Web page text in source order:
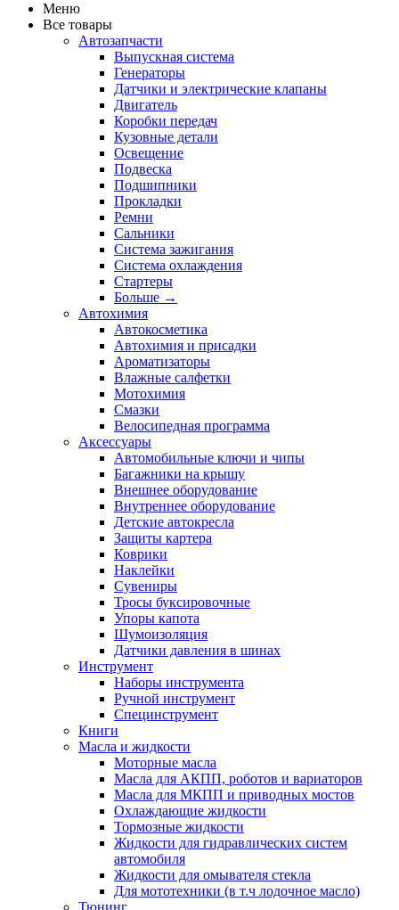
Меню
Все товары
Автозапчасти
Выпускная система
Генераторы
Датчики и электрические клапаны
Двигатель
Коробки передач
Кузовные детали
Освещение
Подвеска
Подшипники
Прокладки
Ремни
Сальники
Система зажигания
Система охлаждения
Стартеры
Больше →
Автохимия
Автокосметика
Автохимия и присадки
Ароматизаторы
Влажные салфетки
Мотохимия
Смазки
Велосипедная программа
Аксессуары
Автомобильные ключи и чипы
Багажники на крышу
Внешнее оборудование
Внутреннее оборудование
Детские автокресла
Защиты картера
Коврики
Наклейки
Сувениры
Тросы буксировочные
Упоры капота
Шумоизоляция
Датчики давления в шинах
Инструмент
Наборы инструмента
Ручной инструмент
Специнструмент
Книги
Масла и жидкости
Моторные масла
Масла для АКПП, роботов и вариаторов
Масла для МКПП и приводных мостов
Охлаждающие жидкости
Тормозные жидкости
Жидкости для гидравлических систем
автомобиля
Жидкости для омывателя стекла
Для мототехники (в т.ч лодочное масло)
Тюнинг